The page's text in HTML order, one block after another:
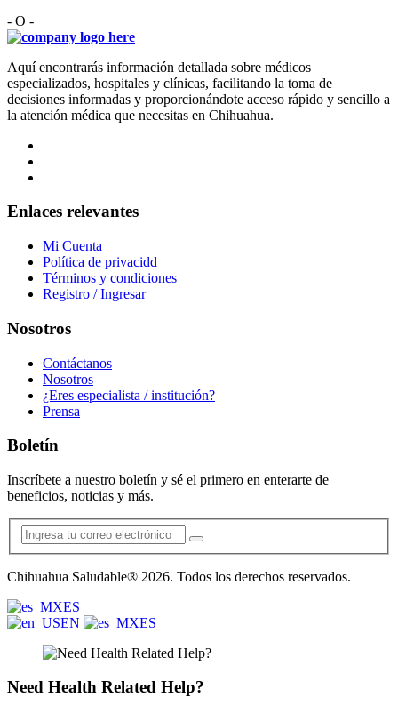
- O -
Aquí encontrarás información detallada sobre médicos
especializados, hospitales y clínicas, facilitando la toma de
decisiones informadas y proporcionándote acceso rápido y sencillo a
la atención médica que necesitas en Chihuahua.
Enlaces relevantes
Mi Cuenta
Política de privacidd
Términos y condiciones
Registro / Ingresar
Nosotros
Contáctanos
Nosotros
¿Eres especialista / institución?
Prensa
Boletín
Inscríbete a nuestro boletín y sé el primero en enterarte de
beneficios, noticias y más.
Chihuahua Saludable® 2026. Todos los derechos reservados.
ES
EN
ES
Need Health Related Help?